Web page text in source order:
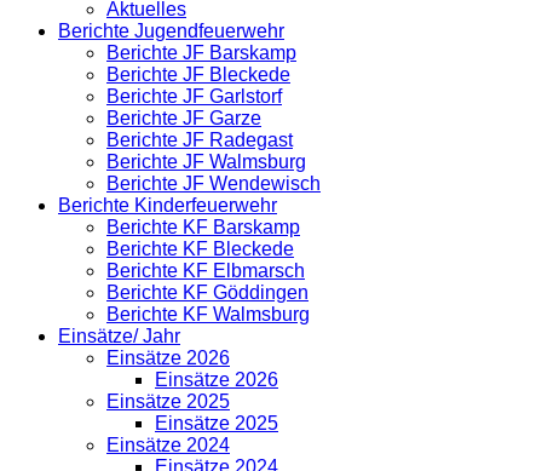
Aktuelles
Berichte Jugendfeuerwehr
Berichte JF Barskamp
Berichte JF Bleckede
Berichte JF Garlstorf
Berichte JF Garze
Berichte JF Radegast
Berichte JF Walmsburg
Berichte JF Wendewisch
Berichte Kinderfeuerwehr
Berichte KF Barskamp
Berichte KF Bleckede
Berichte KF Elbmarsch
Berichte KF Göddingen
Berichte KF Walmsburg
Einsätze/ Jahr
Einsätze 2026
Einsätze 2026
Einsätze 2025
Einsätze 2025
Einsätze 2024
Einsätze 2024